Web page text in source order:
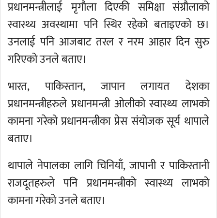
प्रधानमन्त्रीलाई मृगौला दिएकी समिक्षा संग्रौलाको
स्वास्थ्य अवस्थामा पनि स्थिर रहेको बताइएको छ।
उनलाई पनि आजबाट तरल र नरम आहार दिन सुरु
गरिएको उनले बताए।
भारत, पाकिस्तान, जापान लगायत देशका
प्रधानमन्त्रीहरुले प्रधानमन्त्री ओलीको स्वास्थ्य लाभको
कामना गरेको प्रधानमन्त्रीका प्रेस संयोजक सूर्य थापाले
बताए।
थापाले नेपालका लागि चिनियाँ, जापानी र पाकिस्तानी
राजदूतहरुले पनि प्रधानमन्त्रीको स्वास्थ्य लाभको
कामना गरेको उनले बताए।